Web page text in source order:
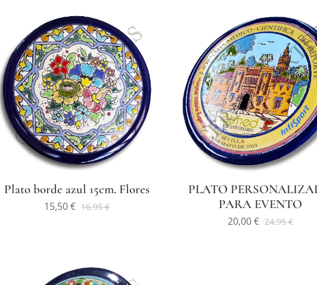
Plato borde azul 15cm. Flores
15,50€ 16,95€
PLATO
PARA EVENTO
20,00€ 24,95€